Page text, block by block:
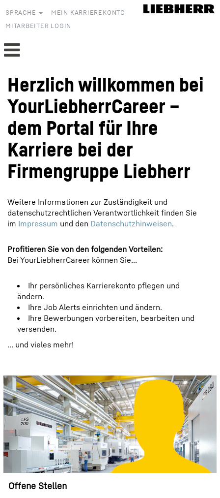
SPRACHE
MEIN KARRIEREKONTO
MITARBEITER LOGIN
Herzlich willkommen bei
YourLiebherrCareer –
dem Portal für Ihre
Karriere bei der
Firmengruppe Liebherr
Weitere Informationen zur Zuständigkeit und
datenschutzrechtlichen Verantwortlichkeit finden Sie
im Impressum und den Datenschutzhinweisen.
Profitieren Sie von den folgenden Vorteilen:
Bei YourLiebherrCareer können Sie…
Ihr persönliches Karrierekonto pflegen und
ändern.
Ihre Job Alerts einrichten und ändern.
Ihre Bewerbungen vorbereiten, bearbeiten und
versenden.
… und vieles mehr!
Offene Stellen